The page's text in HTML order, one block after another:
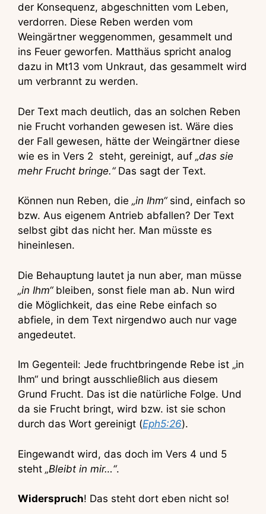
der Konsequenz, abgeschnitten vom Leben,
verdorren. Diese Reben werden vom
Weingärtner weggenommen, gesammelt und
ins Feuer geworfen. Matthäus spricht analog
dazu in Mt13 vom Unkraut, das gesammelt wird
um verbrannt zu werden.
Der Text mach deutlich, das an solchen Reben
nie Frucht vorhanden gewesen ist. Wäre dies
der Fall gewesen, hätte der Weingärtner diese
wie es in Vers 2 steht, gereinigt, auf „das sie
mehr Frucht bringe.“Das sagt der Text.
Können nun Reben, die „in Ihm“sind, einfach so
bzw. Aus eigenem Antrieb abfallen? Der Text
selbst gibt das nicht her. Man müsste es
hineinlesen.
Die Behauptung lautet ja nun aber, man müsse
„in Ihm“bleiben, sonst fiele man ab. Nun wird
die Möglichkeit, das eine Rebe einfach so
abfiele, in dem Text nirgendwo auch nur vage
angedeutet.
Im Gegenteil: Jede fruchtbringende Rebe ist „in
Ihm“ und bringt ausschließlich aus diesem
Grund Frucht. Das ist die natürliche Folge. Und
da sie Frucht bringt, wird bzw. ist sie schon
durch das Wort gereinigt (Eph5:26).
Eingewandt wird, das doch im Vers 4 und 5
steht „Bleibt in mir…“.
Widerspruch! Das steht dort eben nicht so!